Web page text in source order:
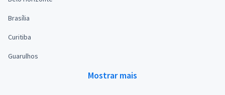
Brasília
Curitiba
Guarulhos
Mostrar mais